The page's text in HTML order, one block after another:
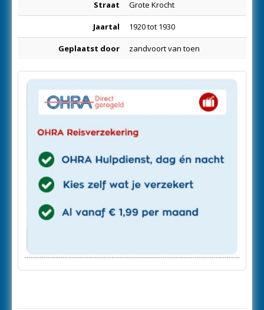
Straat Grote Krocht
Jaartal 1920 tot 1930
Geplaatst door zandvoort van toen